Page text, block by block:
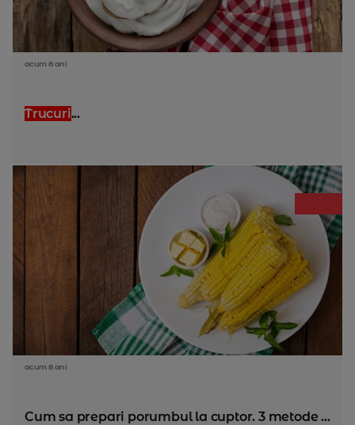
acum 8 ani
Trucuri...
acum 8 ani
Cum sa prepari porumbul la cuptor. 3 metode ...